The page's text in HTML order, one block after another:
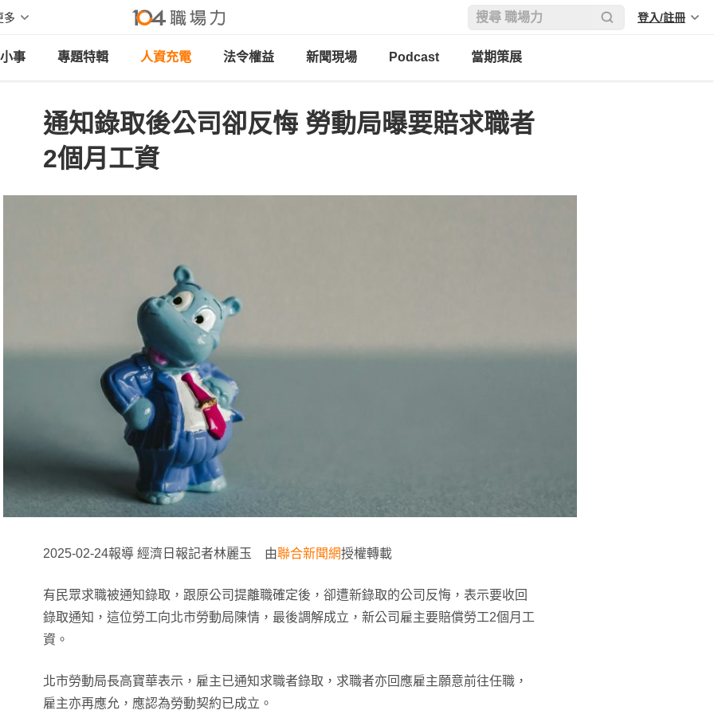
多 登入/註冊
事 專題特輯 人資充電 法令權益 新聞現場 Podcast 當期策展
通知錄取後公司卻反悔 勞動局曝要賠求職者
2個月工資
2025-02-24報導 經濟日報記者林麗玉 由聯合新聞網授權轉載
有民眾求職被通知錄取，跟原公司提離職確定後，卻遭新錄取的公司反悔，表示要收回
錄取通知，這位勞工向北市勞動局陳情，最後調解成立，新公司雇主要賠償勞工2個月工
資。
北市勞動局長高寶華表示，雇主已通知求職者錄取，求職者亦回應雇主願意前往任職，
雇主亦再應允，應認為勞動契約已成立。